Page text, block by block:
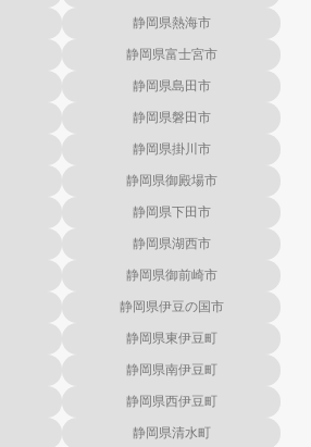
静岡県熱海市
静岡県富士宮市
静岡県島田市
静岡県磐田市
静岡県掛川市
静岡県御殿場市
静岡県下田市
静岡県湖西市
静岡県御前崎市
静岡県伊豆の国市
静岡県東伊豆町
静岡県南伊豆町
静岡県西伊豆町
静岡県清水町